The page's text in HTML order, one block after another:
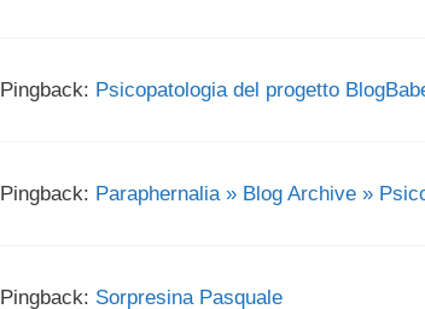
Pingback: Psicopatologia del progetto
Pingback: Paraphernalia » Blog Archive »
Pingback: Sorpresina Pasquale